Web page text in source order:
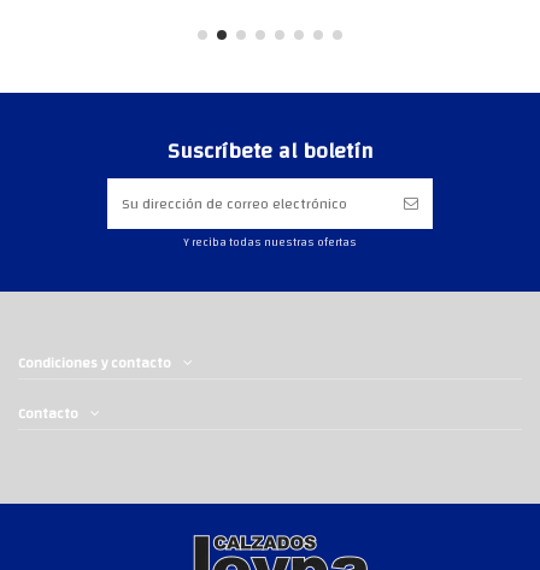
Suscríbete al boletín
Y reciba todas nuestras ofertas
Condiciones y contacto
Contacto